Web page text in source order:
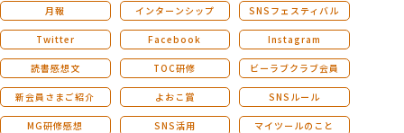
月報 インターンシップ SNSフェスティバル
Twitter Facebook Instagram
読書感想文 TOC研修 ビーラブクラブ会員
新会員さまご紹介 よおこ賞 SNSルール
MG研修感想 SNS活用 マイツールのこと